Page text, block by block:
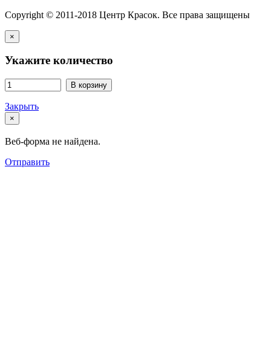
Copyright © 2011-2018 Центр Красок. Все права защищены
×
Укажите количество
В корзину
Закрыть
×
Веб-форма не найдена.
Отправить